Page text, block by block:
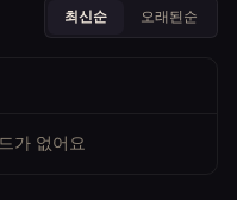
최신순 오래된순
가 없어요